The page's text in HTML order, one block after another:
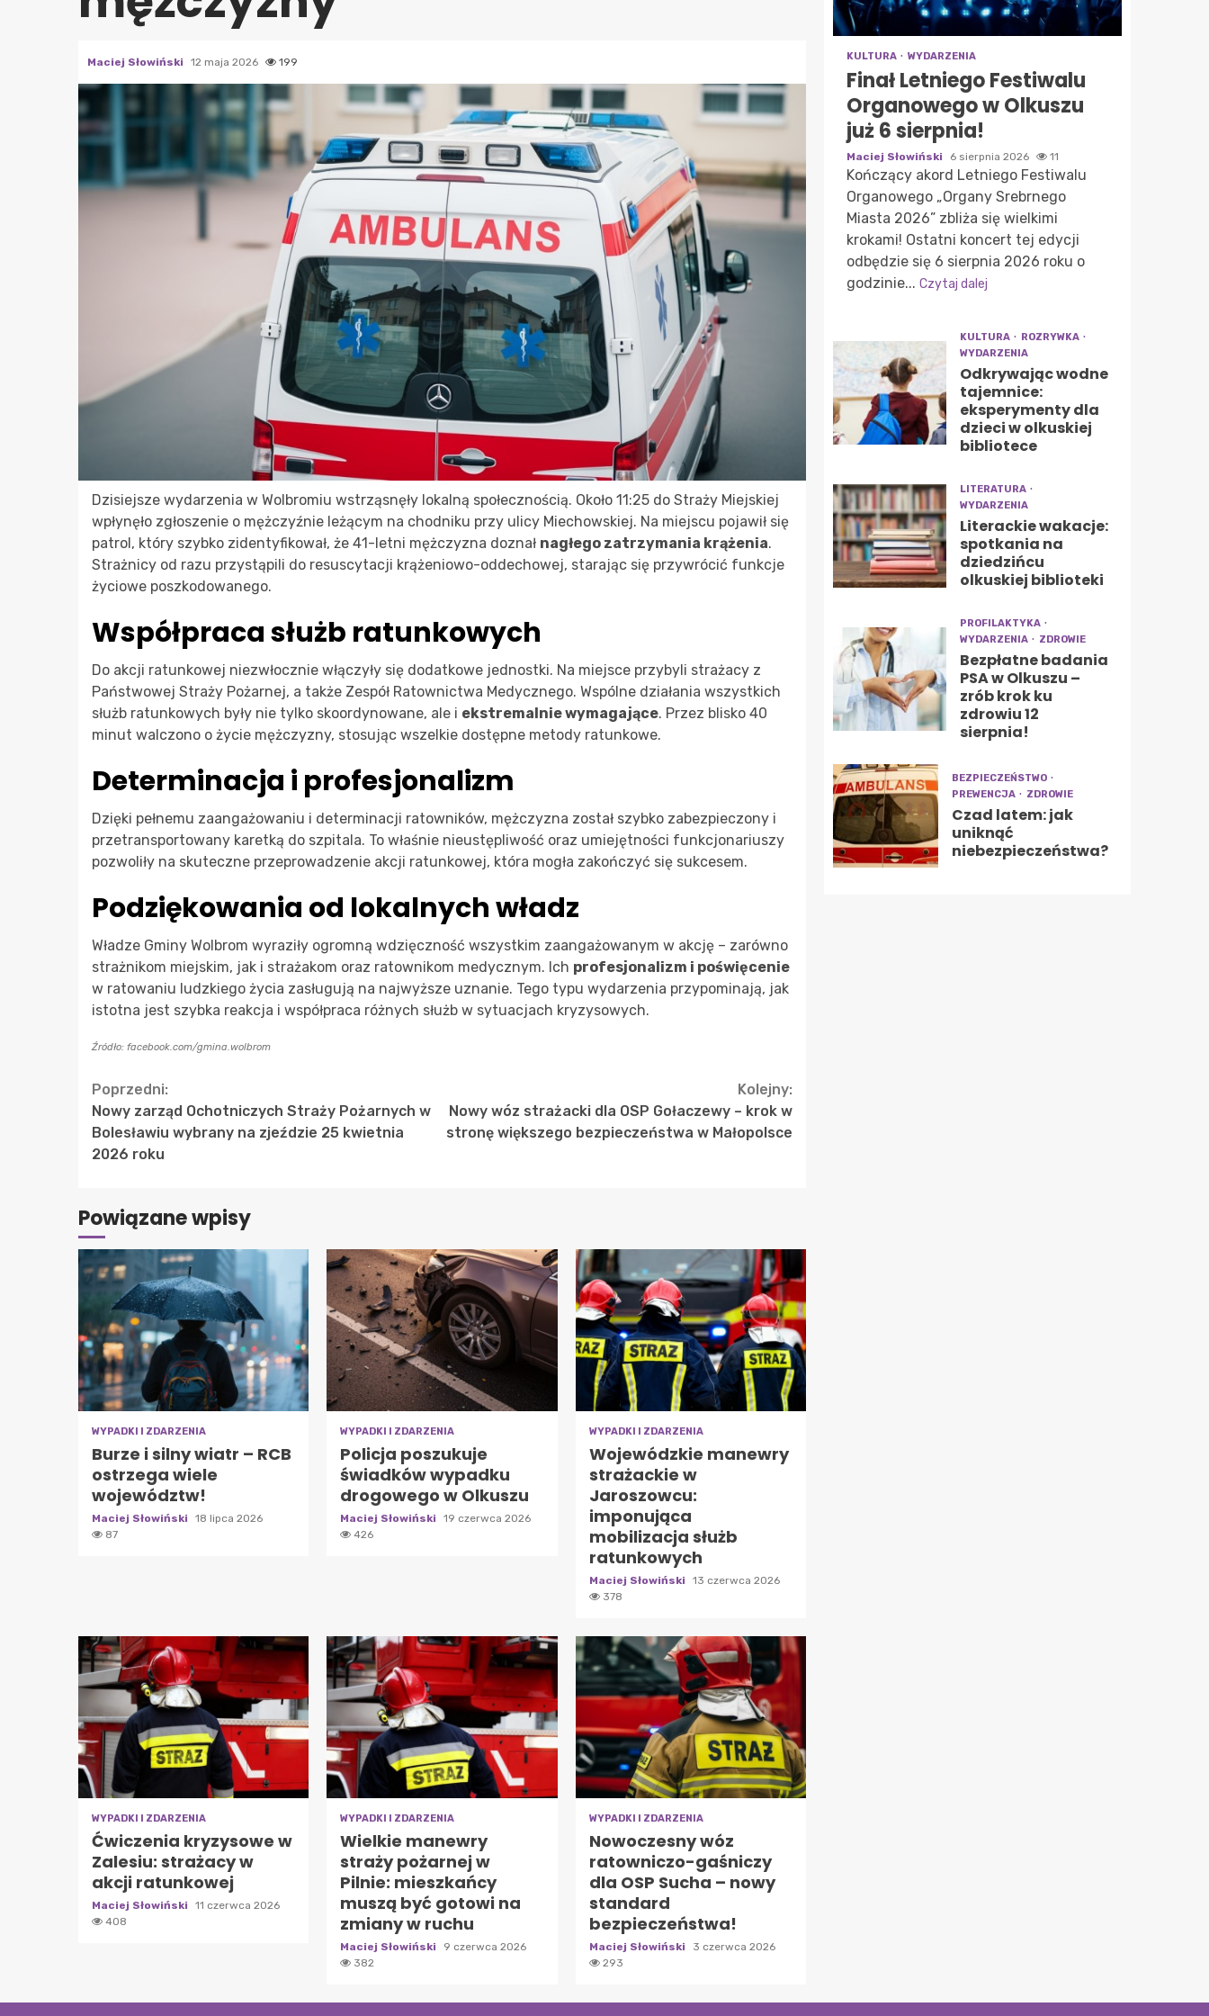
Maciej Słowiński 12 maja 2026 199
Dzisiejsze wydarzenia w Wolbromiu wstrząsnęły lokalną społecznością. Około 11:25 do Straży Miejskiej
wpłynęło zgłoszenie o mężczyźnie leżącym na chodniku przy ulicy Miechowskiej. Na miejscu pojawił się
patrol, który szybko zidentyfikował, że 41-letni mężczyzna doznał nagłego zatrzymania krążenia.
Strażnicy od razu przystąpili do resuscytacji krążeniowo-oddechowej, starając się przywrócić funkcje
życiowe poszkodowanego.
Współpraca służb ratunkowych
Do akcji ratunkowej niezwłocznie włączyły się dodatkowe jednostki. Na miejsce przybyli strażacy z
Państwowej Straży Pożarnej, a także Zespół Ratownictwa Medycznego. Wspólne działania wszystkich
służb ratunkowych były nie tylko skoordynowane, ale i ekstremalnie wymagające. Przez blisko 40
minut walczono o życie mężczyzny, stosując wszelkie dostępne metody ratunkowe.
Determinacja i profesjonalizm
Dzięki pełnemu zaangażowaniu i determinacji ratowników, mężczyzna został szybko zabezpieczony i
przetransportowany karetką do szpitala. To właśnie nieustępliwość oraz umiejętności funkcjonariuszy
pozwoliły na skuteczne przeprowadzenie akcji ratunkowej, która mogła zakończyć się sukcesem.
Podziękowania od lokalnych władz
Władze Gminy Wolbrom wyraziły ogromną wdzięczność wszystkim zaangażowanym w akcję – zarówno
strażnikom miejskim, jak i strażakom oraz ratownikom medycznym. Ich profesjonalizm i poświęcenie
w ratowaniu ludzkiego życia zasługują na najwyższe uznanie. Tego typu wydarzenia przypominają, jak
istotna jest szybka reakcja i współpraca różnych służb w sytuacjach kryzysowych.
Źródło: facebook.com/gmina.wolbrom
Continue
Reading
Poprzedni:
Nowy zarząd Ochotniczych Straży Pożarnych w
Bolesławiu wybrany na zjeździe 25 kwietnia
2026 roku
Kolejny:
Nowy wóz strażacki dla OSP Gołaczewy – krok w
stronę większego bezpieczeństwa w Małopolsce
Powiązane wpisy
WYPADKI I ZDARZENIA
Burze i silny wiatr – RCB
ostrzega wiele
województw!
Maciej Słowiński
18 lipca 2026
87
WYPADKI I ZDARZENIA
Policja poszukuje
świadków wypadku
drogowego w Olkuszu
Maciej Słowiński
19 czerwca 2026
426
WYPADKI I ZDARZENIA
Wojewódzkie manewry
strażackie w
Jaroszowcu:
imponująca
mobilizacja służb
ratunkowych
Maciej Słowiński
13 czerwca 2026
378
WYPADKI I ZDARZENIA
Ćwiczenia kryzysowe w
Zalesiu: strażacy w
akcji ratunkowej
Maciej Słowiński
11 czerwca 2026
408
WYPADKI I ZDARZENIA
Wielkie manewry
straży pożarnej w
Pilnie: mieszkańcy
muszą być gotowi na
zmiany w ruchu
Maciej Słowiński
9 czerwca 2026
382
WYPADKI I ZDARZENIA
Nowoczesny wóz
ratowniczo-gaśniczy
dla OSP Sucha – nowy
standard
bezpieczeństwa!
Maciej Słowiński
3 czerwca 2026
293
KULTURA WYDARZENIA
Finał Letniego Festiwalu
Organowego w Olkuszu
już 6 sierpnia!
Maciej Słowiński 6 sierpnia 2026 11
Kończący akord Letniego Festiwalu
Organowego „Organy Srebrnego
Miasta 2026” zbliża się wielkimi
krokami! Ostatni koncert tej edycji
odbędzie się 6 sierpnia 2026 roku o
godzinie... Czytaj dalej
KULTURA
ROZRYWKA
WYDARZENIA
Odkrywając wodne
tajemnice:
eksperymenty dla
dzieci w olkuskiej
bibliotece
LITERATURA
WYDARZENIA
Literackie wakacje:
spotkania na
dziedzińcu
olkuskiej biblioteki
PROFILAKTYKA
WYDARZENIA
ZDROWIE
Bezpłatne badania
PSA w Olkuszu –
zrób krok ku
zdrowiu 12
sierpnia!
BEZPIECZEŃSTWO
PREWENCJA
ZDROWIE
Czad latem: jak
uniknąć
niebezpieczeństwa?